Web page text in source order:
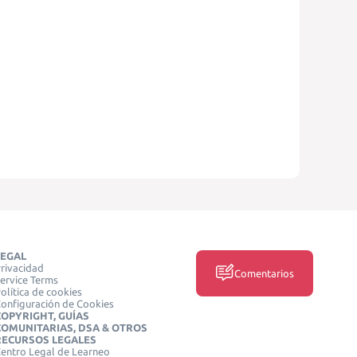
Terms
de cookies
de Cookies
GUÍAS
DSA & OTROS
LEGALES
Legal de Learneo
Comentarios